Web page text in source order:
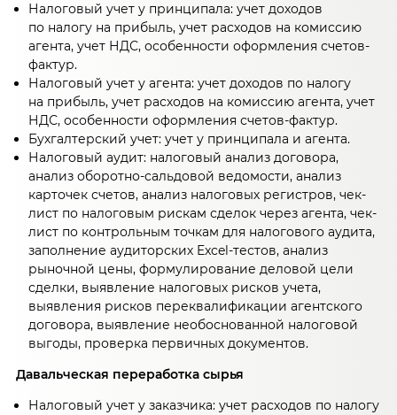
Налоговый учет у принципала: учет доходов
по налогу на прибыль, учет расходов на комиссию
агента, учет НДС, особенности оформления счетов-
фактур.
Налоговый учет у агента: учет доходов по налогу
на прибыль, учет расходов на комиссию агента, учет
НДС, особенности оформления счетов-фактур.
Бухгалтерский учет: учет у принципала и агента.
Налоговый аудит: налоговый анализ договора,
анализ оборотно-сальдовой ведомости, анализ
карточек счетов, анализ налоговых регистров, чек-
лист по налоговым рискам сделок через агента, чек-
лист по контрольным точкам для налогового аудита,
заполнение аудиторских Excel-тестов, анализ
рыночной цены, формулирование деловой цели
сделки, выявление налоговых рисков учета,
выявления рисков переквалификации агентского
договора, выявление необоснованной налоговой
выгоды, проверка первичных документов.
Давальческая переработка сырья
Налоговый учет у заказчика: учет расходов по налогу